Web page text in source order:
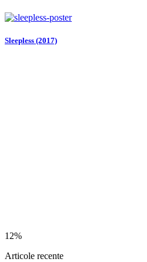
Sleepless (2017)
12%
Articole recente